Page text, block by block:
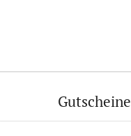
Gutscheine